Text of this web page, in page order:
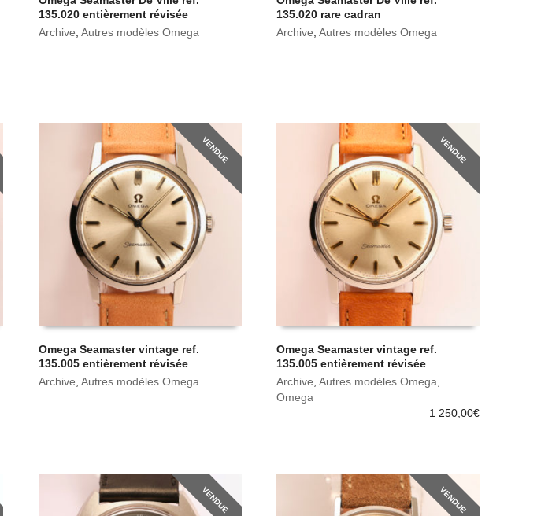
135.020 entièrement révisée
Archive Autres modèles Omega
135.020 rare cadran
Archive ,Autres modèles Omega
VENDUE
Omega Seamaster vintage ref.
135.005 entièrement révisée
Archive, Autres modèles Omega
VENDUE
Omega Seamaster vintage ref.
135.005 entièrement révisée
Archive,Autres modèles Omega,
Omega
1 250,00€
VENDUE VENDUE